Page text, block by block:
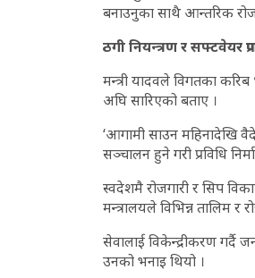
बनाउनुका साथै आन्तरिक
ठगी नियन्त्रण र सफ्टवेयर
मन्त्री यादवले विगतका
अघि सारिएको बताए ।
‘आगामी साउन महिनादेखि
सञ्चालन हुने गरी प्रविधि
स्वदेशमै रोजगारी र सिप
मन्त्रालयले विभिन्न तालिम र
सेवालाई विकेन्द्रीकरण गर्दै
उनको भनाइ थियो ।